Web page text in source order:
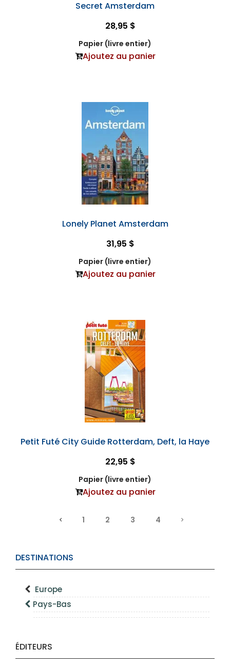
DESTINATIONS
Europe
Pays-Bas
ÉDITEURS
Secret Amsterdam
28,95 $
Papier (livre entier)
Ajoutez au panier
Lonely Planet Amsterdam
31,95 $
Papier (livre entier)
Ajoutez au panier
Petit Futé City Guide Rotterdam, Deft, la Haye
22,95 $
Papier (livre entier)
Ajoutez au panier
1 2 3 4